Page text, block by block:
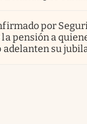
por
la pensión a
adelanten su